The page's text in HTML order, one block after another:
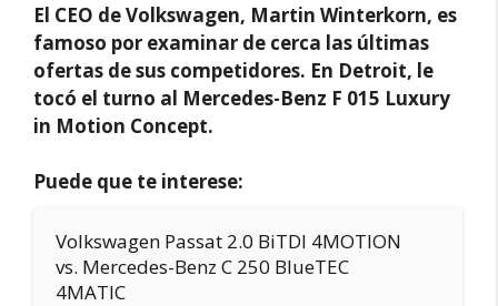
El CEO de Volkswagen, Martin Winterkorn, es
famoso por examinar de cerca las últimas
ofertas de sus competidores. En Detroit, le
tocó el turno al Mercedes-Benz F 015 Luxury
in Motion Concept.
Puede que te interese:
Volkswagen Passat 2.0 BiTDI 4MOTION
vs. Mercedes-Benz C 250 BlueTEC
4MATIC